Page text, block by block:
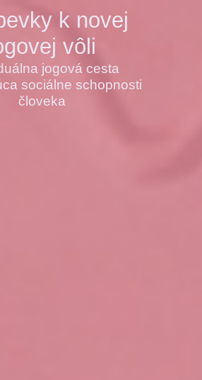
k novej
vôli
jogová cesta
sociálne schopnosti
človeka